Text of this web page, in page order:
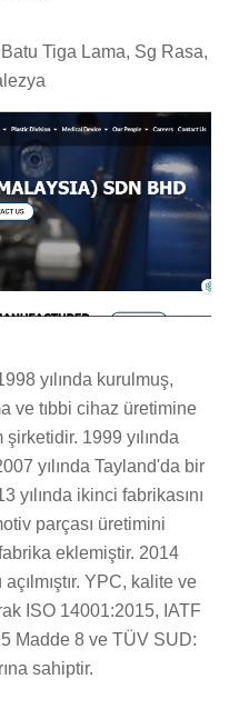
Tiga Lama, Sg Rasa,
yılında kurulmuş,
ve tıbbi cihaz üretimine
1999 yılında
yılında Tayland'da bir
yılında ikinci fabrikasını
parçası üretimini
eklemiştir. 2014
YPC, kalite ve
ISO 14001:2015, IATF
Madde 8 ve TÜV SUD:
sahiptir.